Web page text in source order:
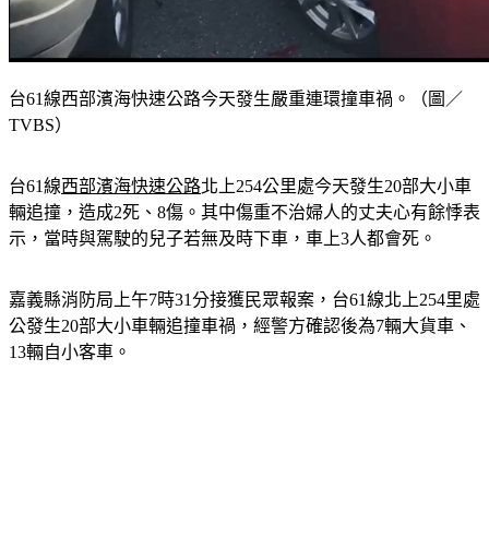
台61線西部濱海快速公路今天發生嚴重連環撞車禍。（圖／
TVBS）
台61線西部濱海快速公路北上254公里處今天發生20部大小車
輛追撞，造成2死、8傷。其中傷重不治婦人的丈夫心有餘悸表
示，當時與駕駛的兒子若無及時下車，車上3人都會死。
嘉義縣消防局上午7時31分接獲民眾報案，台61線北上254里處
公發生20部大小車輛追撞車禍，經警方確認後為7輛大貨車、
13輛自小客車。